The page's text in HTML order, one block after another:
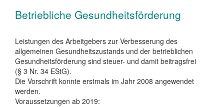
Betriebliche Gesundheitsförderung
Leistungen des Arbeitgebers zur Verbesserung des
allgemeinen Gesundheitszustands und der betrieblichen
Gesundheitsförderung sind steuer- und damit beitragsfrei
(§ 3 Nr. 34 EStG).
Die Vorschrift konnte erstmals im Jahr 2008 angewendet
werden.
Voraussetzungen ab 2019: